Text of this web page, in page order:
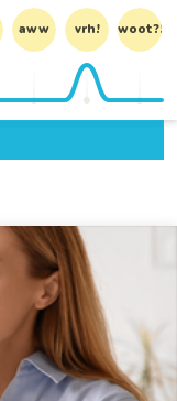
aww vrh! woot?!